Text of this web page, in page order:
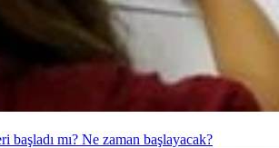
başladı mı? Ne zaman başlayacak?